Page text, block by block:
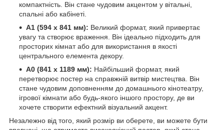
компактність. Він стане чудовим акцентом у вітальні,
спальні або кабінеті.
A1 (594 x 841 мм): Великий формат, який привертає
увагу та створює враження. Він ідеально підходить для
просторих кімнат або для використання в якості
центрального елемента декору.
A0 (841 x 1189 мм): Найбільший формат, який
перетворює постер на справжній витвір мистецтва. Він
стане чудовим доповненням до домашнього кінотеатру,
ігрової кімнати або будь-якого іншого простору, де ви
хочете створити ефектний візуальний акцент.
Незалежно від того, який розмір ви оберете, ви можете бути